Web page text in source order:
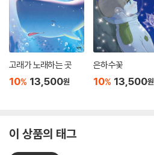
고래가 노래하는 곳
10% 13,500원
은하수꽃
10% 13,500원
이 상품의 태그